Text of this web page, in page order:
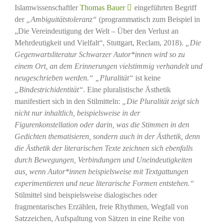
IslamwissenschaftlerThomas Bauer
eingeführten Begriff
der
„Ambiguitätstoleranz“ (programmatisch zum Beispiel in
„Die Vereindeutigung der Welt – Über den Verlust an
Mehrdeutigkeit und Vielfalt“, Stuttgart, Reclam, 2018).
„Die
Gegenwartsliteratur Schwarzer Autor*innen wird so zu
einem Ort, an dem Erinnerungen vielstimmig verhandelt und
neugeschrieben werden.“
„Pluralität“ ist keine
„Bindestrichidentität“. Eine pluralistische Ästhetik
manifestiert sich in den Stilmitteln:
„Die Pluralität zeigt sich
nicht nur inhaltlich, beispielsweise in der
Figurenkonstellation oder darin, was die Stimmen in den
Gedichten thematisieren, sondern auch in der Ästhetik, denn
die Ästhetik der literarischen Texte zeichnen sich ebenfalls
durch Bewegungen, Verbindungen und Uneindeutigkeiten
aus, wenn Autor*innen beispielsweise mit Textgattungen
experimentieren und neue literarische Formen entstehen.“
Stilmittel sind beispielsweise dialogisches oder
fragmentarisches Erzählen, freie Rhythmen, Wegfall von
Satzzeichen, Aufspaltung von Sätzen in eine Reihe von